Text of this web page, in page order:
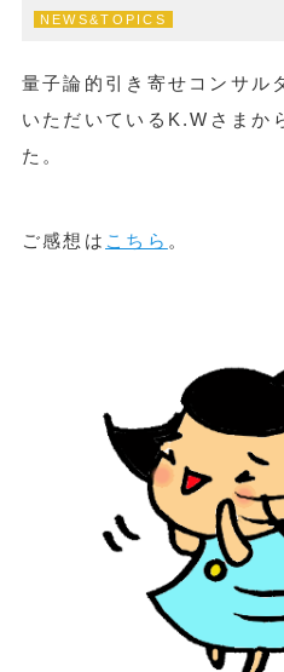
オンラ
NEWS&TOPICS
量子論的引き寄せコンサル
いただいているK.Wさまか
た。
ご感想は こちら 。